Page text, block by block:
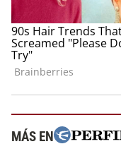
MÁS EN